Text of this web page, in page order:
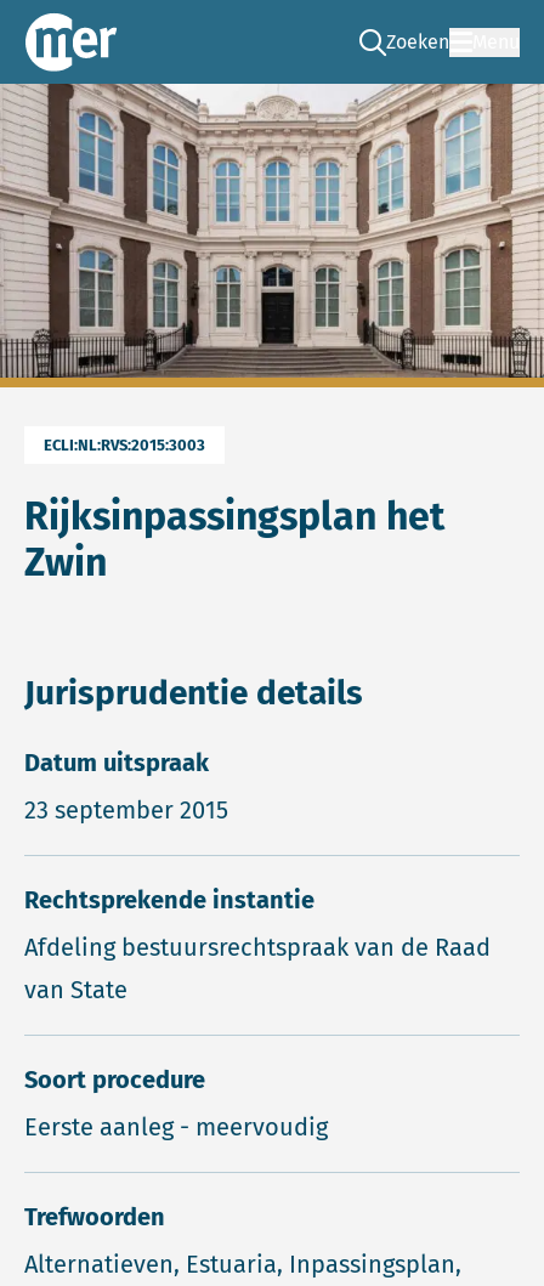
Commissie mer
Zoeken
Ga naar de zoek
ECLI:NL:RVS:2015:3003
Rijksinpassingsplan het
Zwin
Jurisprudentie details
Datum uitspraak
23 september 2015
Rechtsprekende instantie
Afdeling bestuursrechtspraak van de Raad
van State
Soort procedure
Eerste aanleg - meervoudig
Trefwoorden
Alternatieven, Estuaria, Inpassingsplan,